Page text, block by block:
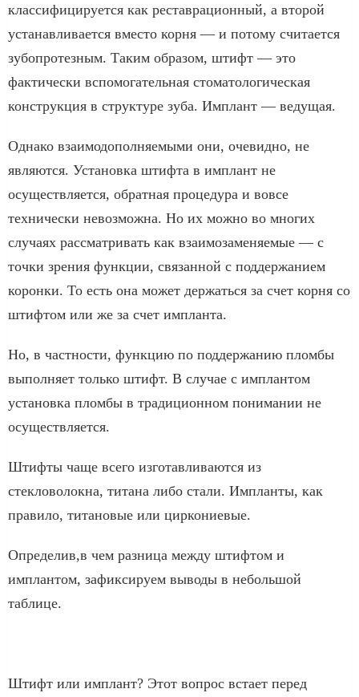
классифицируется как реставрационный, а второй
устанавливается вместо корня — и потому считается
зубопротезным. Таким образом, штифт — это
фактически вспомогательная стоматологическая
конструкция в структуре зуба. Имплант — ведущая.
Однако взаимодополняемыми они, очевидно, не
являются. Установка штифта в имплант не
осуществляется, обратная процедура и вовсе
технически невозможна. Но их можно во многих
случаях рассматривать как взаимозаменяемые — с
точки зрения функции, связанной с поддержанием
коронки. То есть она может держаться за счет корня со
штифтом или же за счет импланта.
Но, в частности, функцию по поддержанию пломбы
выполняет только штифт. В случае с имплантом
установка пломбы в традиционном понимании не
осуществляется.
Штифты чаще всего изготавливаются из
стекловолокна, титана либо стали. Импланты, как
правило, титановые или циркониевые.
Определив,в чем разница между штифтом и
имплантом, зафиксируем выводы в небольшой
таблице.
Штифт или имплант? Этот вопрос встает перед